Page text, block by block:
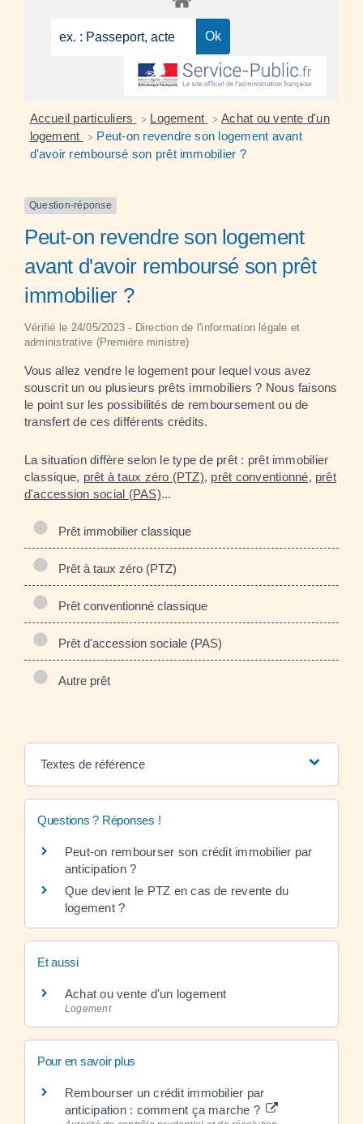
Accueil particuliers > Logement > Achat ou vente d'un
logement
> Peut-on revendre son logement avant
d'avoir remboursé son prêt immobilier ?
Question-réponse
Peut-on revendre son logement
avant d'avoir remboursé son prêt
immobilier ?
Vérifié le 24/05/2023 - Direction de l'information légale et
administrative (Première ministre)
Vous allez vendre le logement pour lequel vous avez
souscrit un ou plusieurs prêts immobiliers ? Nous faisons
le point sur les possibilités de remboursement ou de
transfert de ces différents crédits.
La situation diffère selon le type de prêt : prêt immobilier
classique, prêt à taux zéro (PTZ), prêt conventionné, prêt
d'accession social (PAS)...
Prêt immobilier classique
Prêt à taux zéro (PTZ)
Prêt conventionné classique
Prêt d'accession sociale (PAS)
Autre prêt
Textes de référence
Questions ? Réponses !
Peut-on rembourser son crédit immobilier par
anticipation ?
Que devient le PTZ en cas de revente du
logement ?
Et aussi
Achat ou vente d'un logement
Logement
Pour en savoir plus
Rembourser un crédit immobilier par
anticipation : comment ça marche ?